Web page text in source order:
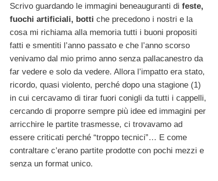
Scrivo guardando le immagini beneauguranti di feste,
fuochi artificiali, botti che precedono i nostri e la
cosa mi richiama alla memoria tutti i buoni propositi
fatti e smentiti l’anno passato e che l’anno scorso
venivamo dal mio primo anno senza pallacanestro da
far vedere e solo da vedere. Allora l’impatto era stato,
ricordo, quasi violento, perché dopo una stagione (1)
in cui cercavamo di tirar fuori conigli da tutti i cappelli,
cercando di proporre sempre più idee ed immagini per
arricchire le partite trasmesse, ci trovavamo ad
essere criticati perché “troppo tecnici”… E come
contraltare c’erano partite prodotte con pochi mezzi e
senza un format unico.